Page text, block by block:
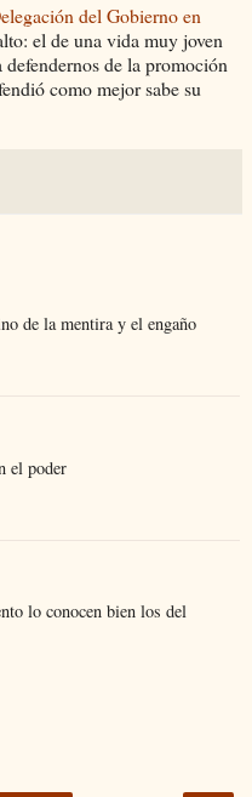
del Gobierno en
el de una vida muy joven
de la promoción
como mejor sabe su
de la mentira y el engaño
el poder
lo conocen bien los del